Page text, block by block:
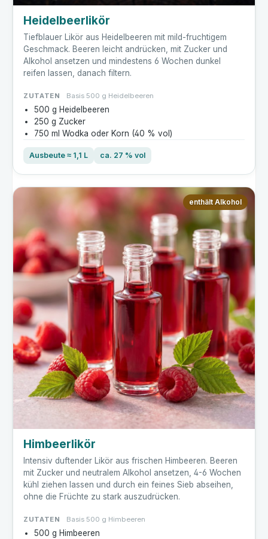
Heidelbeerlikör
Tiefblauer Likör aus Heidelbeeren mit mild-fruchtigem
Geschmack. Beeren leicht andrücken, mit Zucker und
Alkohol ansetzen und mindestens 6 Wochen dunkel
reifen lassen, danach filtern.
ZUTATEN Basis 500 g Heidelbeeren
500 g Heidelbeeren
250 g Zucker
750 ml Wodka oder Korn (40 % vol)
Ausbeute ≈ 1,1 L ca. 27 % vol
enthält Alkohol
Himbeerlikör
Intensiv duftender Likör aus frischen Himbeeren. Beeren
mit Zucker und neutralem Alkohol ansetzen, 4-6 Wochen
kühl ziehen lassen und durch ein feines Sieb abseihen,
ohne die Früchte zu stark auszudrücken.
ZUTATEN Basis 500 g Himbeeren
500 g Himbeeren